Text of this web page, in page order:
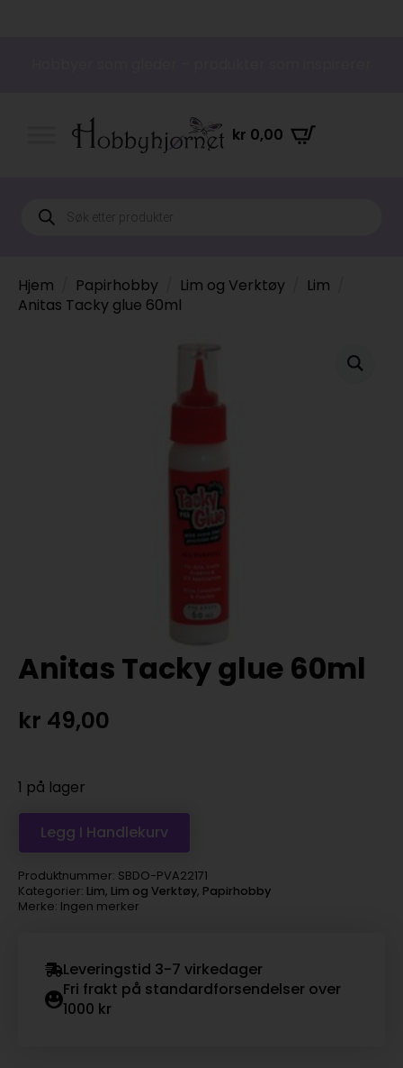
kr 0,00
Products
search
Hjem Papirhobby Lim og Verktøy
Lim
Anitas Tacky glue 60ml
Anitas Tacky glue 60ml
kr 49,00
1 på lager
Legg I Handlekurv
Produktnummer: SBDO-PVA22171
Kategorier: Lim, Lim og Verktøy, Papirhobby
Merke: Ingen merker
Leveringstid 3-7 virkedager
Fri frakt på standardforsendelser over
1000 kr